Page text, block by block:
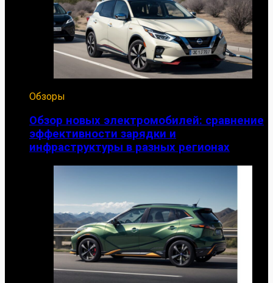
Обзоры
Обзор новых электромобилей: сравнение
эффективности зарядки и
инфраструктуры в разных регионах